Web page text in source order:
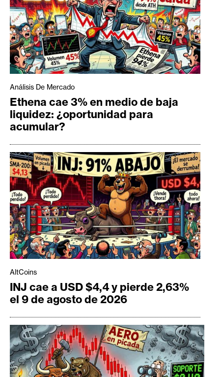
Análisis De Mercado
Ethena cae 3% en medio de baja
liquidez: ¿oportunidad para
acumular?
AltCoins
INJ cae a USD $4,4 y pierde 2,63%
el 9 de agosto de 2026